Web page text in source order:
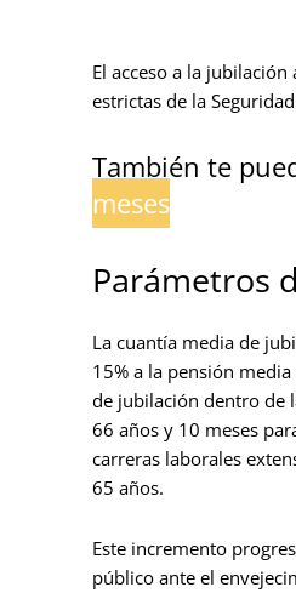
El acceso a la
estrictas de la Seguridad
También te
meses
Parámetros
La cuantía media de
15% a la pensión
de jubilación dentro de
66 años y 10 meses
carreras laborales
65 años.
Este incremento
público ante el